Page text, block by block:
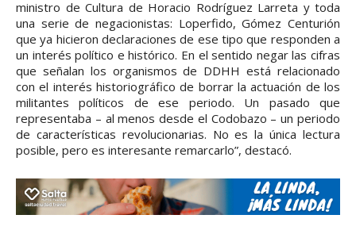
ministro de Cultura de Horacio Rodríguez Larreta y toda
una serie de negacionistas: Loperfido, Gómez Centurión
que ya hicieron declaraciones de ese tipo que responden a
un interés político e histórico. En el sentido negar las cifras
que señalan los organismos de DDHH está relacionado
con el interés historiográfico de borrar la actuación de los
militantes políticos de ese periodo. Un pasado que
representaba – al menos desde el Codobazo – un periodo
de características revolucionarias. No es la única lectura
posible, pero es interesante remarcarlo”, destacó.